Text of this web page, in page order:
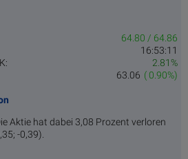
64.80 / 64.86
16:53:11
2.81%
( 0.90%)
63.06
Aktie hat dabei 3,08 Prozent verloren
-0,39).